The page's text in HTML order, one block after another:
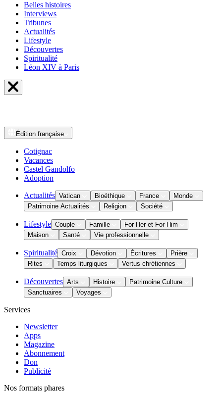
Belles histoires
Interviews
Tribunes
Actualités
Lifestyle
Découvertes
Spiritualité
Léon XIV à Paris
Édition française
Cotignac
Vacances
Castel Gandolfo
Adoption
Actualités Vatican Bioéthique France
Monde
Patrimoine Actualités
Religion Société
Lifestyle Couple Famille
For Her et For Him
Maison
Santé Vie professionnelle
Spiritualité Croix Dévotion Écritures
Prière
Rites
Temps liturgiques Vertus chrétiennes
Découvertes Arts Histoire
Patrimoine Culture
Sanctuaires
Voyages
Services
Newsletter
Apps
Magazine
Abonnement
Don
Publicité
Nos formats phares